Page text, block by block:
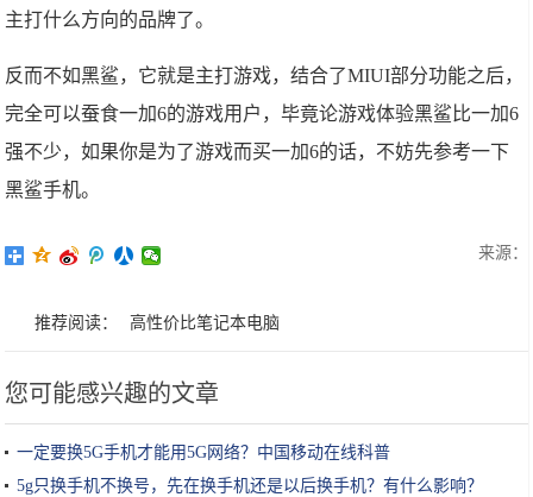
主打什么方向的品牌了。
反而不如黑鲨，它就是主打游戏，结合了MIUI部分功能之后，
完全可以蚕食一加6的游戏用户，毕竟论游戏体验黑鲨比一加6
强不少，如果你是为了游戏而买一加6的话，不妨先参考一下
黑鲨手机。
来源：
推荐阅读： 高性价比笔记本电脑
您可能感兴趣的文章
一定要换5G手机才能用5G网络？中国移动在线科普
5g只换手机不换号，先在换手机还是以后换手机？有什么影响？